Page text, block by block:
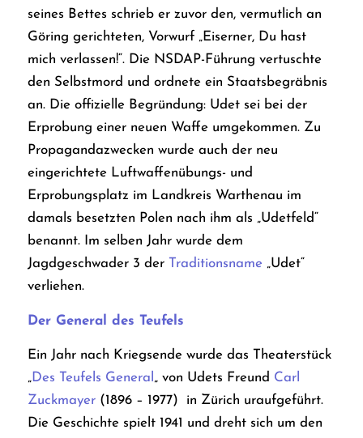
seines Bettes schrieb er zuvor den, vermutlich an
Göring gerichteten, Vorwurf „Eiserner, Du hast
mich verlassen!“. Die NSDAP-Führung vertuschte
den Selbstmord und ordnete ein Staatsbegräbnis
an. Die offizielle Begründung: Udet sei bei der
Erprobung einer neuen Waffe umgekommen. Zu
Propagandazwecken wurde auch der neu
eingerichtete Luftwaffenübungs- und
Erprobungsplatz im Landkreis Warthenau im
damals besetzten Polen nach ihm als „Udetfeld“
benannt. Im selben Jahr wurde dem
Jagdgeschwader 3 der Traditionsname „Udet“
verliehen.
Der General des Teufels
Ein Jahr nach Kriegsende wurde das Theaterstück
„Des Teufels General „von Udets Freund Carl
Zuckmayer(1896 – 1977) in Zürich uraufgeführt.
Die Geschichte spielt 1941 und dreht sich um den